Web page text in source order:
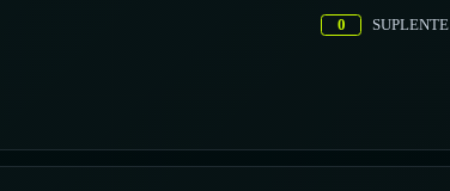
0 SUPLENTE